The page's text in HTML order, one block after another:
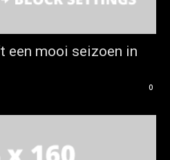
een mooi seizoen in
0